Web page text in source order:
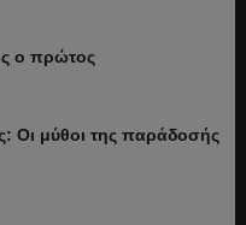
ο πρώτος
Οι μύθοι της παράδοσής